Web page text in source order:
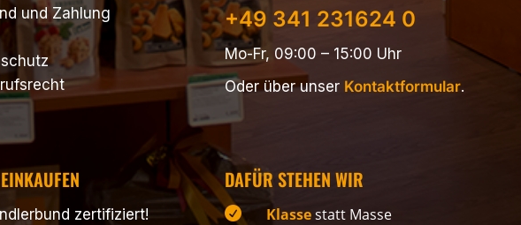
und Zahlung
+49 341 231624 0
Mo-Fr, 09:00 – 15:00 Uhr
Oder über unser Kontaktformular.
zertifiziert!
DAFÜR STEHEN WIR
 Klassestatt Masse